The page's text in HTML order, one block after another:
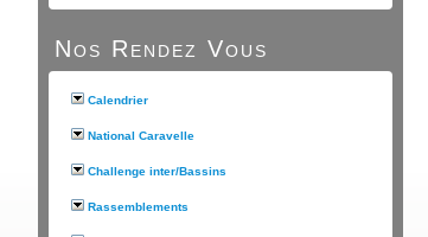
Nos Rendez Vous
Calendrier
National Caravelle
Challenge inter/Bassins
Rassemblements